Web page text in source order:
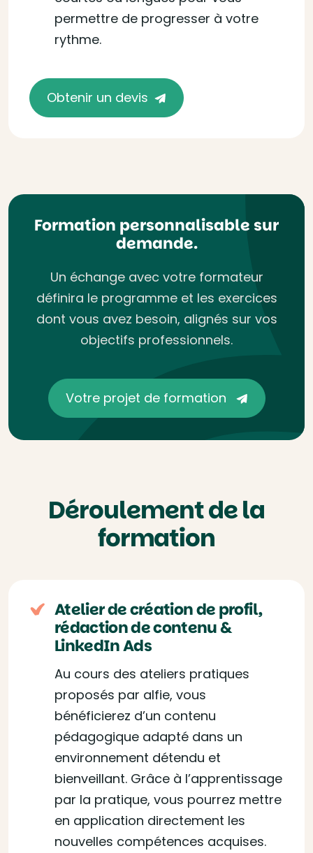
permettre de progresser à votre
rythme.
Obtenir un devis
Formation personnalisable sur
demande.
Un échange avec votre formateur
définira le programme et les exercices
dont vous avez besoin, alignés sur vos
objectifs professionnels.
Votre projet de formation
Déroulement de la
formation
Atelier de création de profil,
rédaction de contenu &
LinkedIn Ads
Au cours des ateliers pratiques
proposés par alfie, vous
bénéficierez d’un contenu
pédagogique adapté dans un
environnement détendu et
bienveillant. Grâce à l’apprentissage
par la pratique, vous pourrez mettre
en application directement les
nouvelles compétences acquises.